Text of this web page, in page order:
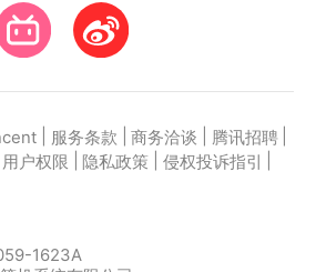
服务条款 商务洽谈 腾讯招聘
用户权限 隐私政策 侵权投诉指引
1623A